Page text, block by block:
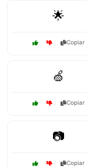
🌟
Copiar
🍏
Copiar
📷
Copiar